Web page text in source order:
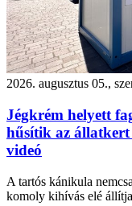
2026. augusztus 05.,
Jégkrém helyett
hűsítik az
videó
A tartós kánikula
komoly kihívás elé